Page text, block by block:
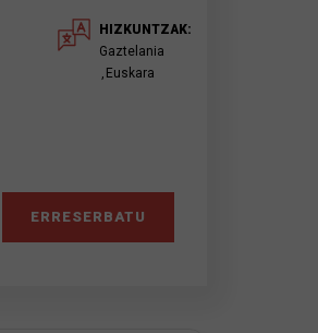
HIZKUNTZAK:
Gaztelania
Euskara
ERRESERBATU